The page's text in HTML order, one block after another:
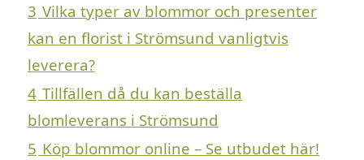
3 Vilka typer av blommor och presenter
kan en florist i Strömsund vanligtvis
leverera?
4 Tillfällen då du kan beställa
blomleverans i Strömsund
5 Köp blommor online – Se utbudet här!